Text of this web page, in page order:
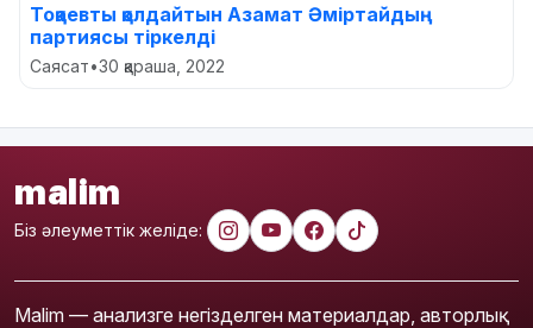
Тоқаевты қолдайтын Азамат Әміртайдың
партиясы тіркелді
Саясат•30 қараша, 2022
malim
Біз әлеуметтік желіде:
Malim — анализге негізделген материалдар, авторлық